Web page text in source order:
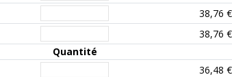
38,76 €
38,76 €
Quantité
36,48 €